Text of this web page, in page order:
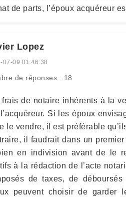
de parts, l’époux acquéreur
Lopez
07-09 01:46:38
de réponses : 18
frais de notaire inhérents à la
Si les époux
le vendre, il est préférable
il faudrait dans un
en indivision avant de le
à la rédaction de l’acte
de taxes, de
peuvent choisir de garder